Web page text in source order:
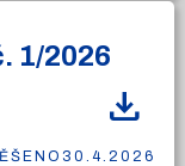
1/2026
download
30.4.2026